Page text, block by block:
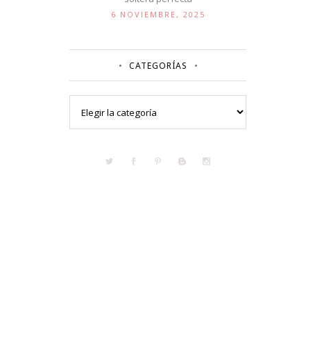
6 NOVIEMBRE, 2025
CATEGORÍAS